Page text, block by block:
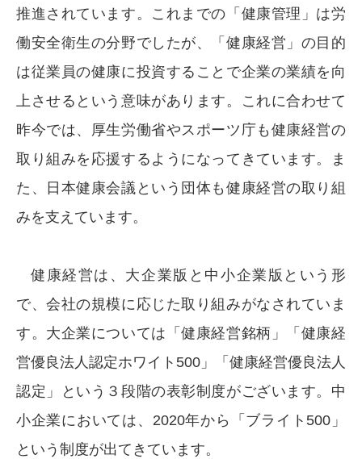
推進されています。これまでの「健康管理」は労
働安全衛生の分野でしたが、「健康経営」の目的
は従業員の健康に投資することで企業の業績を向
上させるという意味があります。これに合わせて
昨今では、厚生労働省やスポーツ庁も健康経営の
取り組みを応援するようになってきています。ま
た、日本健康会議という団体も健康経営の取り組
みを支えています。
健康経営は、大企業版と中小企業版という形
で、会社の規模に応じた取り組みがなされていま
す。大企業については「健康経営銘柄」「健康経
営優良法人認定ホワイト500」「健康経営優良法人
認定」という３段階の表彰制度がございます。中
小企業においては、2020年から「ブライト500」
という制度が出てきています。